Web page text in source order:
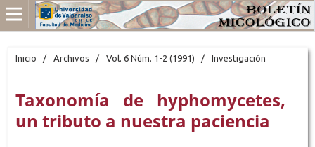
Inicio / Archivos / Vol. 6 Núm. 1-2 (1991) / Investigación
Taxonomía de hyphomycetes,
un tributo a nuestra paciencia